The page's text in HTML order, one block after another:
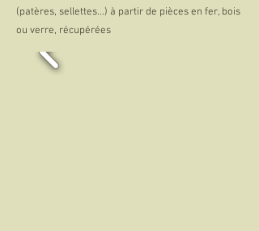
(patères, sellettes...) à partir de pièces en fer, bois
ou verre, récupérées